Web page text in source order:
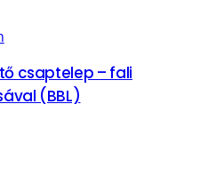
csaptelep – fali
(BBL)